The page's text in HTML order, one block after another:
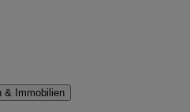
& Immobilien